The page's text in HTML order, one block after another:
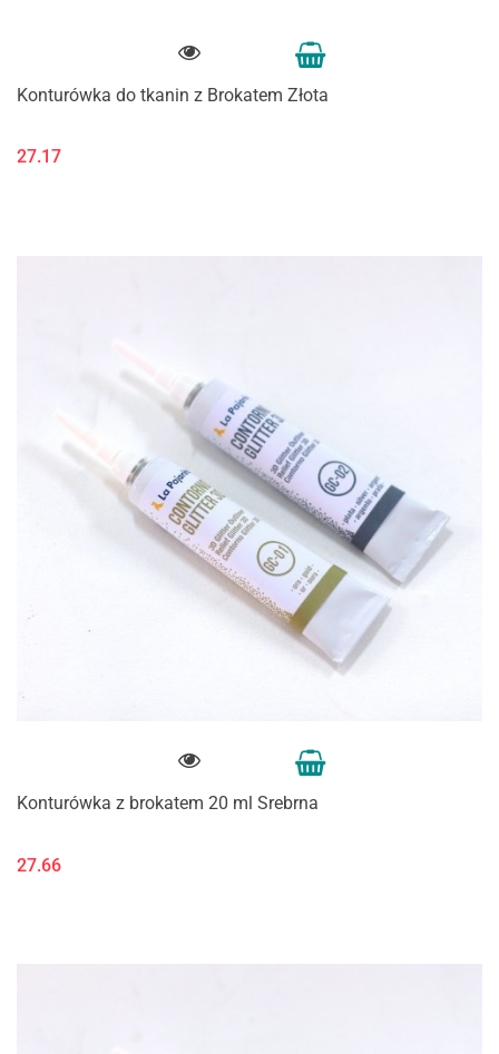
Konturówka do tkanin z Brokatem Złota
27.17
Konturówka z brokatem 20 ml Srebrna
27.66